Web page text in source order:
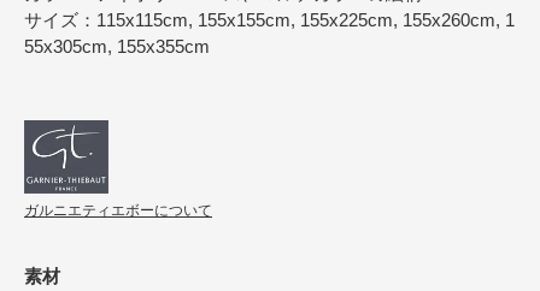
サイズ：115x115cm, 155x155cm, 155x225cm, 155x260cm, 1
55x305cm, 155x355cm
ガルニエティエボーについて
素材